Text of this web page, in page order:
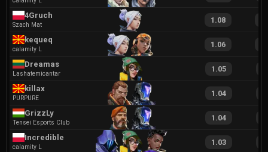
4Gruch
Szach Mat
1.08
kequeq
calamity L
1.06
Dreamas
Lashatemicantar
1.05
killax
PURPURE
1.04
GrizzLy
Tensei Esports Club
1.04
Incredible
calamity L
1.03